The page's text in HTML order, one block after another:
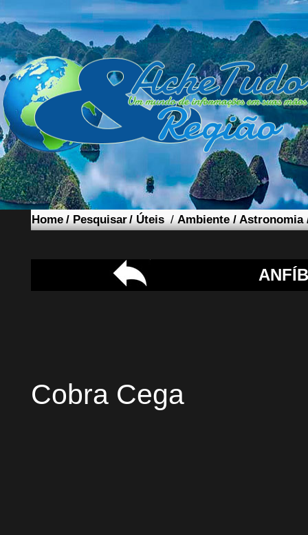
Home/Pesquisar/Úteis/Ambiente /Astronomia
Cobra Cega